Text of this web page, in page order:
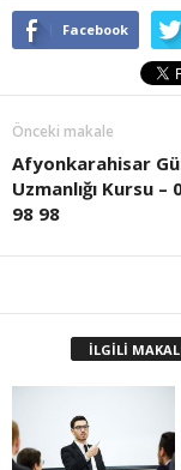
Facebook
Önceki makale
Afyonkarahisar
Uzmanlığı Kursu –
98 98
İLGİLİ